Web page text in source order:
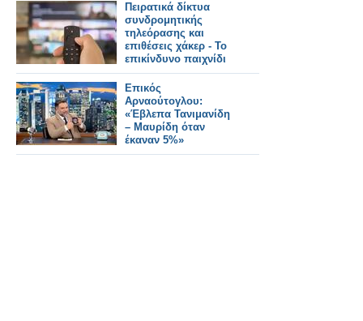
Πειρατικά δίκτυα
συνδρομητικής
τηλεόρασης και
επιθέσεις χάκερ - Το
επικίνδυνο παιχνίδι
με τα crypto
Επικός
Αρναούτογλου:
«Έβλεπα Τανιμανίδη
– Μαυρίδη όταν
έκαναν 5%»